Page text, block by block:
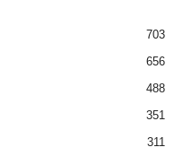
703
656
488
351
311